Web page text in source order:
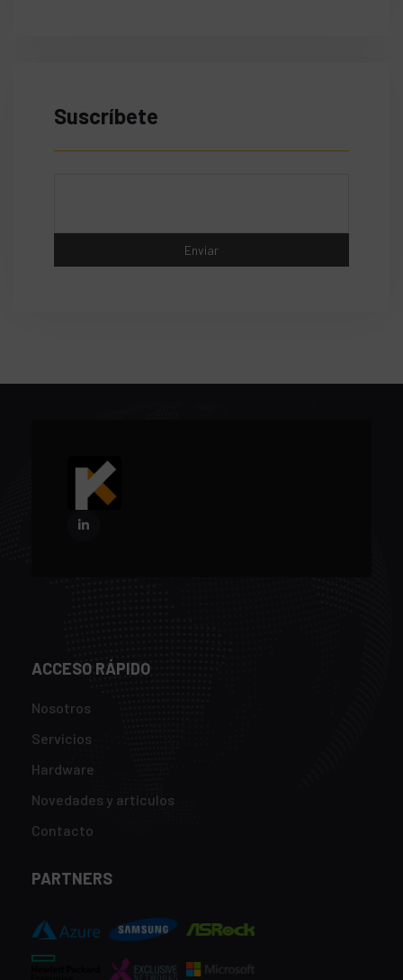
Suscríbete
ACCESO RÁPIDO
Nosotros
Servicios
Hardware
Novedades y artículos
Contacto
PARTNERS